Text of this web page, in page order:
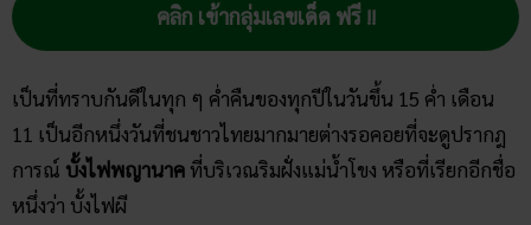
คลิก เข้ากลุ่มเลขเด็ด ฟรี !!
เป็นที่ทราบกันดีในทุก ๆ ค่ำคืนของทุกปีในวันขึ้น 15 ค่ำ เดือน
11 เป็นอีกหนึ่งวันที่ชนชาวไทยมากมายต่างรอคอยที่จะดูปรากฎ
การณ์ บั้งไฟพญานาค ที่บริเวณริมฝั่งแม่น้ำโขง หรือที่เรียกอีกชื่อ
หนึ่งว่า บั้งไฟผี